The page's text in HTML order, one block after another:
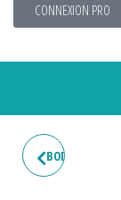
CONNEXION PRO
BODY BÉBÉ